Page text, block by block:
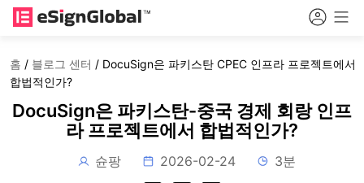
홈 / 블로그 센터 / DocuSign은 파키스탄 CPEC 인프라 프로젝트에서
합법적인가?
DocuSign은 파키스탄-중국 경제 회랑 인프
라 프로젝트에서 합법적인가?
슌팡 2026-02-24 3분